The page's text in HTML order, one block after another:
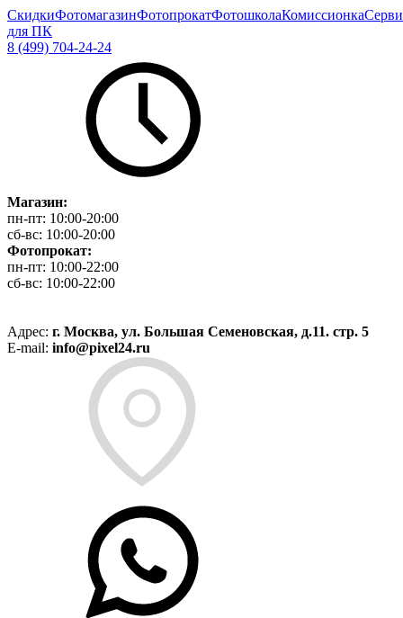
СкидкиФотомагазинФотопрокатФотошколаКомиссионка
для ПК
8 (499) 704-24-24
Магазин:
пн-пт: 10:00-20:00
сб-вс: 10:00-20:00
Фотопрокат:
пн-пт: 10:00-22:00
сб-вс: 10:00-22:00
Адрес: г. Москва, ул. Большая Семеновская, д.11. стр. 5
E-mail: info@pixel24.ru